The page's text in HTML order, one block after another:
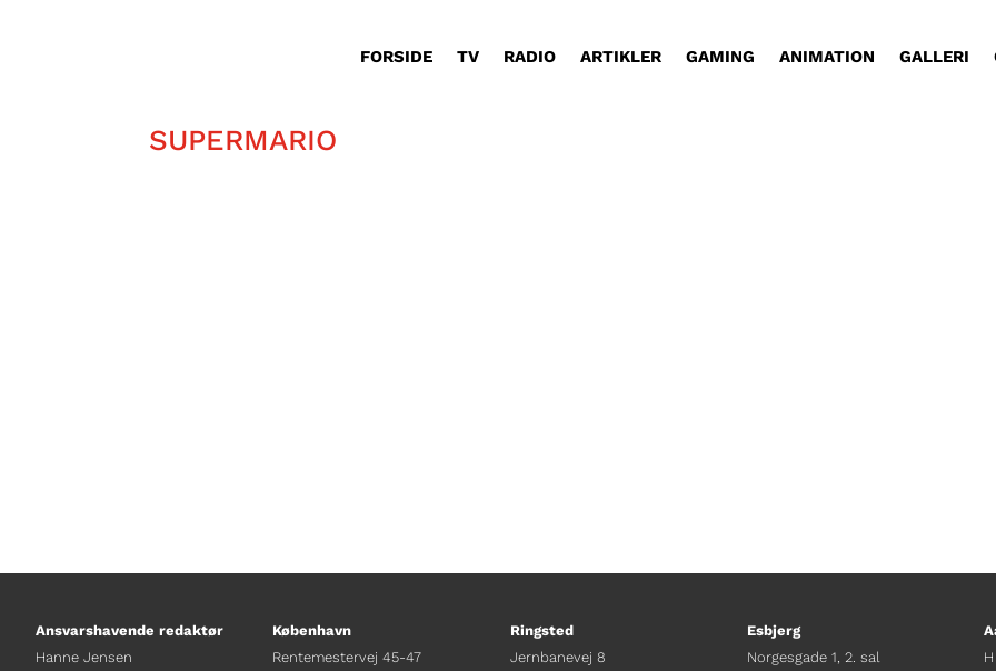
FORSIDE TV RADIO ARTIKLER GAMING ANIMATION GALLERI
SUPERMARIO
Ansvarshavende redaktør
Hanne Jensen
København
Rentemestervej 45-47
Ringsted
Jernbanevej 8
Esbjerg
Norgesgade 1, 2. sal